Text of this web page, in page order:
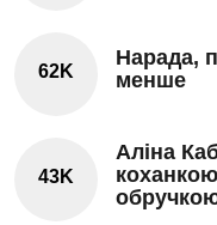
62K
Нарада,
менше
43K
Аліна